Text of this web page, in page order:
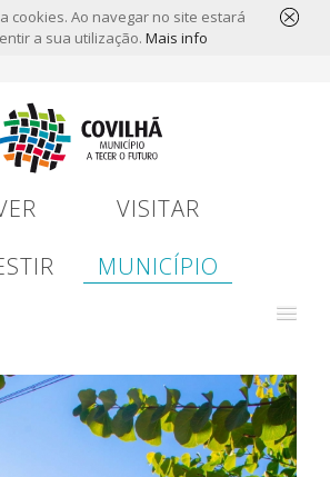
cookies. Ao navegar no site estará
a sua utilização. Mais info
VISITAR
MUNICÍPIO